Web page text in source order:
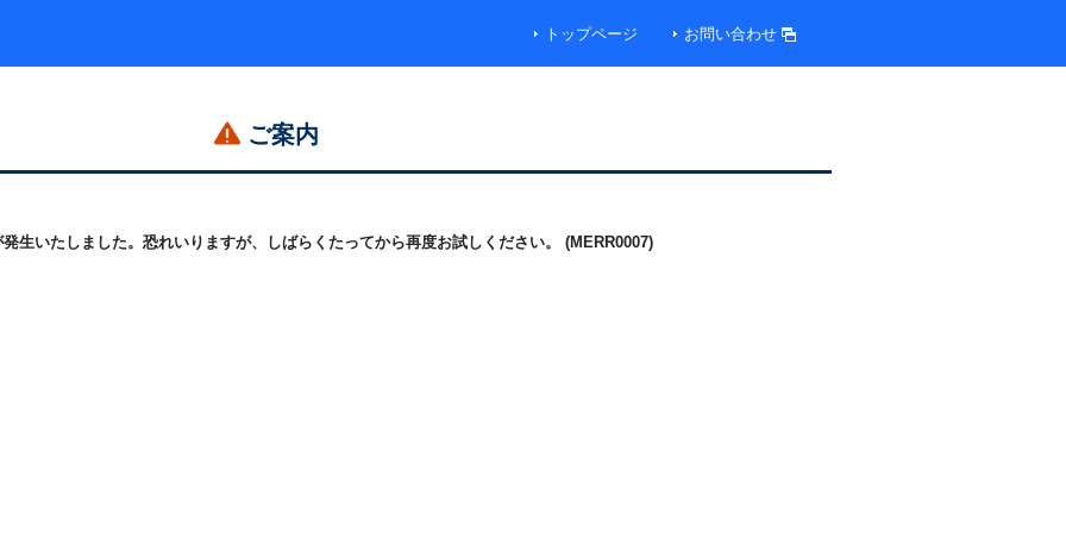
トップページ お問い合わせ
ご案内
生いたしました。恐れいりますが、しばらくたってから再度お試しください。 (MERR0007)